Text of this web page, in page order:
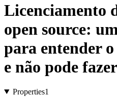
Licenciamento
open source:
para entender
e não pode fazer
Properties1